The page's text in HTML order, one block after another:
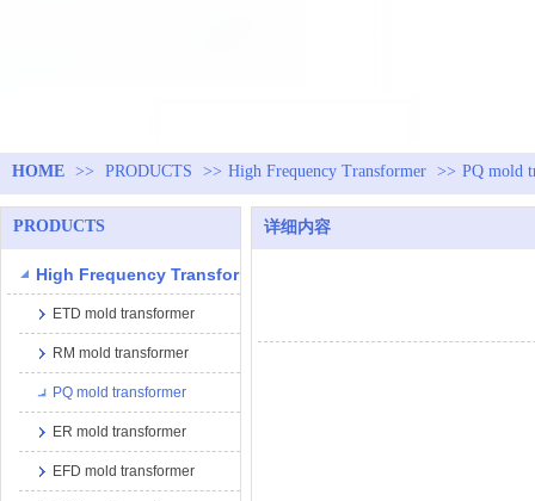
HOME >> PRODUCTS >> High Frequency Transformer >> PQ mold
PRODUCTS
High Frequency Transformer
ETD mold transformer
RM mold transformer
PQ mold transformer
ER mold transformer
EFD mold transformer
详细内容